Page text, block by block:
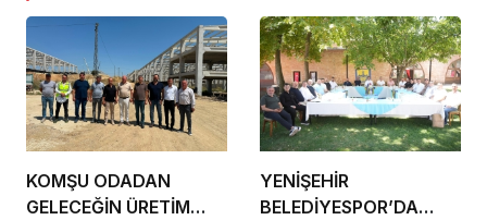
KOMŞU ODADAN
GELECEĞİN ÜRETİM
YENİŞEHİR
BELEDİYESPOR’DA